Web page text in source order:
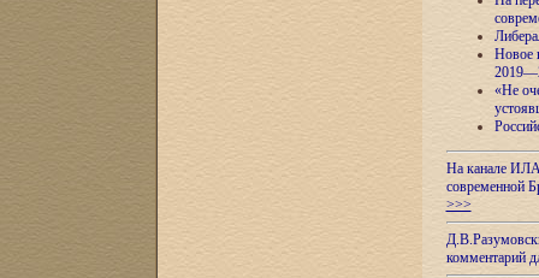
Новое
«Не
На канале ИЛА
современной
>>>
комментарий